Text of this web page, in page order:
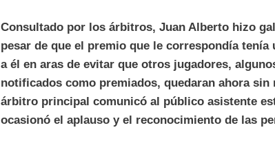
Consultado por los árbitros, Juan Alberto hizo
pesar de que el premio que le correspondía
a él en aras de evitar que otros jugadores,
notificados como premiados, quedaran ahora
árbitro principal comunicó al público asistente
ocasionó el aplauso y el reconocimiento de las